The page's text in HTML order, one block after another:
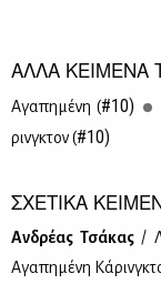
ΑΛΛΑ ΚΕΙΜΕΝΑ
Αγα­πη­μέ­νη (#10)
ρινγ­κτον (#10)
ΣΧΕΤΙΚΑ
Αν­δρέ­ας Τσά­κας /
Αγα­πη­μέ­νη